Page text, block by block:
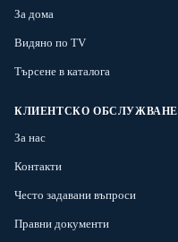
За дома
Видяно по TV
Търсене в каталога
КЛИЕНТСКО ОБСЛУЖВАНЕ
За нас
Контакти
Често задавани въпроси
Правни документи